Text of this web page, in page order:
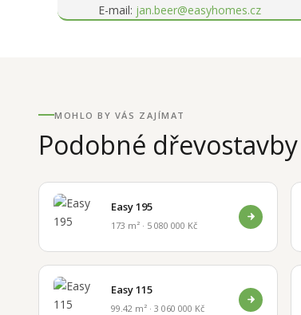
E-mail: jan.beer@easyhomes.cz
MOHLO BY VÁS ZAJÍMAT
Podobné dřevostavby
Easy 195
173 m² · 5 080 000 Kč
Easy 115
99.42 m² · 3 060 000 Kč